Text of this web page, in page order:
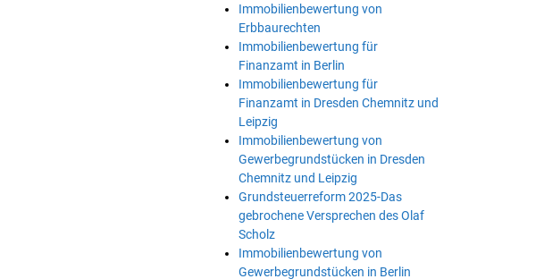
Immobilienbewertung von
Erbbaurechten
Immobilienbewertung für
Finanzamt in Berlin
Immobilienbewertung für
Finanzamt in Dresden Chemnitz und
Leipzig
Immobilienbewertung von
Gewerbegrundstücken in Dresden
Chemnitz und Leipzig
Grundsteuerreform 2025-Das
gebrochene Versprechen des Olaf
Scholz
Immobilienbewertung von
Gewerbegrundstücken in Berlin